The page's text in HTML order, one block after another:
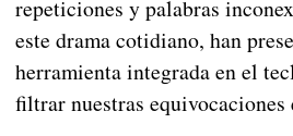
repeticiones y palabras
este drama cotidiano, han
herramienta integrada en el
filtrar nuestras equivocaciones